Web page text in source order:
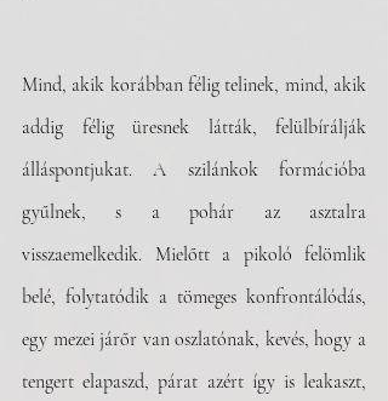
Mind, akik korábban félig telinek, mind, akik
addig félig üresnek látták, felülbírálják
álláspontjukat. A szilánkok formációba
gyűlnek, s a pohár az asztalra
visszaemelkedik. Mielőtt a pikoló felömlik
belé, folytatódik a tömeges konfrontálódás,
egy mezei járőr van oszlatónak, kevés, hogy a
tengert elapaszd, párat azért így is leakaszt,